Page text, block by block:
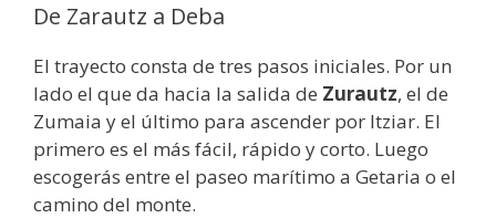
De Zarautz a Deba
El trayecto consta de tres pasos iniciales. Por un
lado el que da hacia la salida de Zurautz, el de
Zumaia y el último para ascender por Itziar. El
primero es el más fácil, rápido y corto. Luego
escogerás entre el paseo marítimo a Getaria o el
camino del monte.